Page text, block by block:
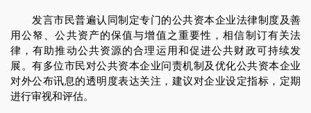
发言市民普遍认同制定专门的公共资本企业法律制度及善
用公帑、公共资产的保值与增值之重要性，相信制订有关法
律，有助推动公共资源的合理运用和促进公共财政可持续发
展。有多位市民对公共资本企业问责机制及优化公共资本企业
对外公布讯息的透明度表达关注，建议对企业设定指标，定期
进行审视和评估。